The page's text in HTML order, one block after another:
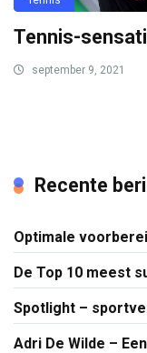
Tennis-
september 9, 2021
Recente
Optimale
De Top 10 meest
Spotlight –
Adri De Wilde –